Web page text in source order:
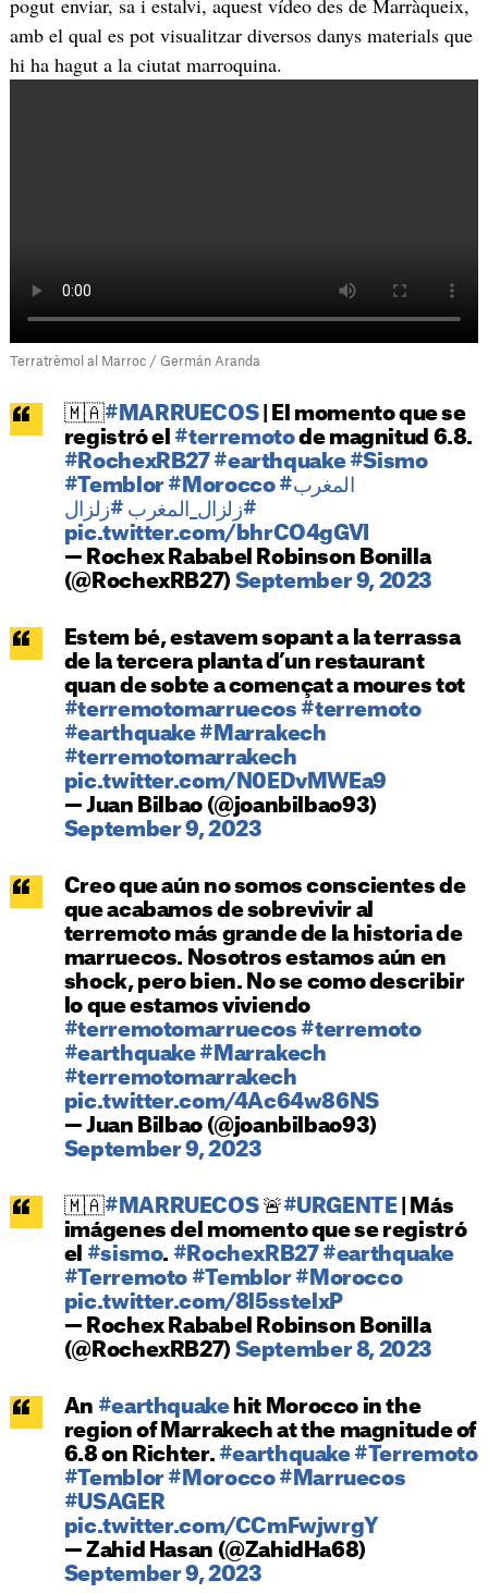
amb el qual es pot visualitzar diversos danys materials que
hi ha hagut a la ciutat marroquina.
Terratrèmol al Marroc / Germán Aranda
🇲🇦#MARRUECOS| El momento que se
registró el #terremotode magnitud 6.8.
#RochexRB27 #earthquake #Sismo
#Temblor #Morocco
#المغرب
#زلزال_المغرب #زلزال
pic.twitter.com/bhrCO4gGVI
— Rochex Rababel Robinson Bonilla
(@RochexRB27) September 9, 2023
Estem bé, estavem sopant a la terrassa
de la tercera planta d’un restaurant
quan de sobte a començat a moures tot
#terremotomarruecos #terremoto
#earthquake #Marrakech
#terremotomarrakech
pic.twitter.com/N0EDvMWEa9
— Juan Bilbao (@joanbilbao93)
September 9, 2023
Creo que aún no somos conscientes de
que acabamos de sobrevivir al
terremoto más grande de la historia de
marruecos. Nosotros estamos aún en
shock, pero bien. No se como describir
lo que estamos viviendo
#terremotomarruecos #terremoto
#earthquake #Marrakech
#terremotomarrakech
pic.twitter.com/4Ac64w86NS
— Juan Bilbao (@joanbilbao93)
September 9, 2023
🇲🇦#MARRUECOS🚨#URGENTE | Más
imágenes del momento que se registró
el #sismo. #RochexRB27 #earthquake
#Terremoto #Temblor #Morocco
pic.twitter.com/8l5sstelxP
— Rochex Rababel Robinson Bonilla
(@RochexRB27) September 8, 2023
An #earthquakehit Morocco in the
region of Marrakech at the magnitude of
6.8 on Richter. #earthquake #Terremoto
#Temblor #Morocco #Marruecos
#USAGER
pic.twitter.com/CCmFwjwrgY
— Zahid Hasan (@ZahidHa68)
September 9, 2023